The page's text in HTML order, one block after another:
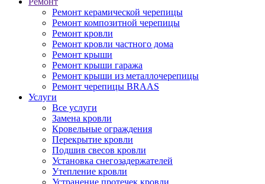
Ремонт керамической черепицы
Ремонт композитной черепицы
Ремонт кровли
Ремонт кровли частного дома
Ремонт крыши
Ремонт крыши гаража
Ремонт крыши из металлочерепицы
Ремонт черепицы BRAAS
Услуги
Все услуги
Замена кровли
Кровельные ограждения
Перекрытие кровли
Подшив свесов кровли
Установка снегозадержателей
Утепление кровли
Устранение протечек кровли